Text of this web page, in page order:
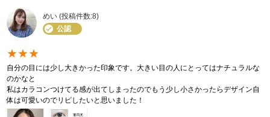
めい (投稿件数:8)
公認
★★★
自分の目には少し大きかった印象です。大きい目の人にとってはナチュラルな
のかなと
私はカラコンつけてる感が出てしまったのでもう少し小さかったらデザイン自
体は可愛いのでリピしたいと思いました！